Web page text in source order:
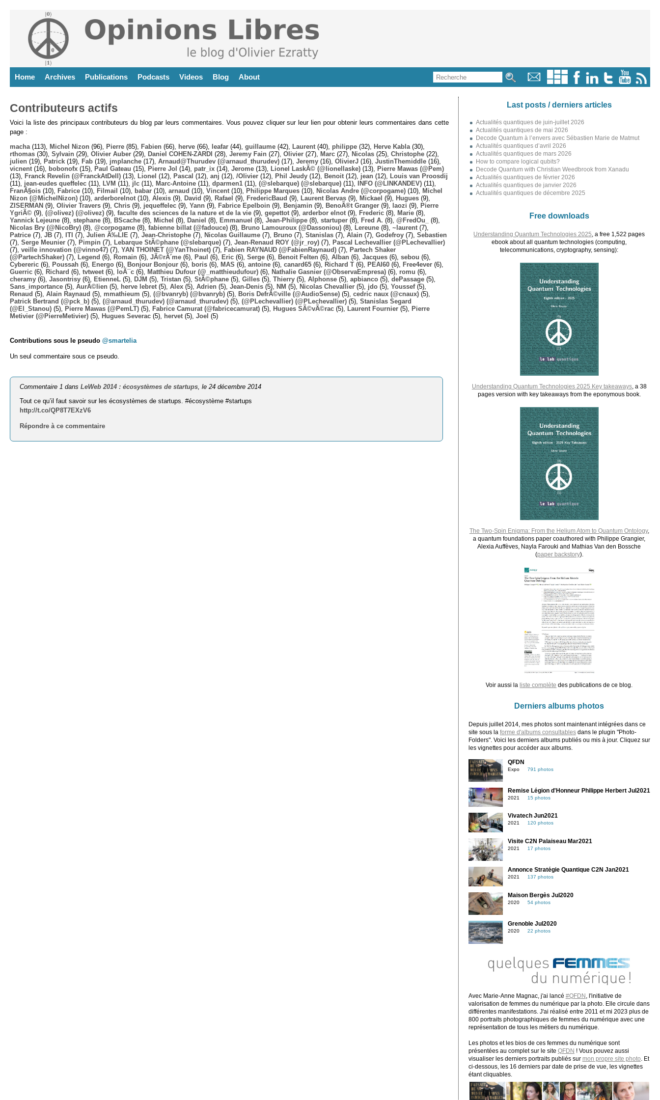
Home Archives Publications Podcasts Videos Blog About
Contributeurs actifs
Voici la liste des principaux contributeurs du blog par leurs commentaires. Vous pouvez cliquer sur leur lien pour obtenir leurs commentaires dans cette
page :
macha (113), Michel Nizon (96), Pierre (85), Fabien (66), herve (66), leafar (44), guillaume (42), Laurent (40), philippe (32), Herve Kabla (30),
rthomas (30), Sylvain (29), Olivier Auber (29), Daniel COHEN-ZARDI (28), Jeremy Fain (27), Olivier (27), Marc (27), Nicolas (25), Christophe (22),
julien (19), Patrick (19), Fab (19), jmplanche (17), Arnaud@Thurudev (@arnaud_thurudev) (17), Jeremy (16), OlivierJ (16), JustinThemiddle (16),
vicnent (16), bobonofx (15), Paul Gateau (15), Pierre Jol (14), patr_ix (14), Jerome (13), Lionel LaskÃ© (@lionellaske) (13),
Pierre Mawas (@Pem)
(13),
Franck Revelin (@FranckAtDell) (13), Lionel (12), Pascal (12), anj (12), /Olivier (12), Phil Jeudy (12), Benoit (12), jean (12),
Louis van Proosdij
(11), jean-eudes queffelec (11), LVM (11), jlc (11), Marc-Antoine (11), dparmen1 (11), (@slebarque) (@slebarque) (11), INFO (@LINKANDEV) (11),
FranÃ§ois (10), Fabrice (10), Filmail (10), babar (10), arnaud (10), Vincent (10), Philippe Marques (10), Nicolas Andre (@corpogame) (10),
Michel
Nizon (@MichelNizon) (10), arderborelnot (10), Alexis (9), David (9), Rafael (9), FredericBaud (9), Laurent Bervas (9), Mickael (9), Hugues (9),
ZISERMAN (9), Olivier Travers (9), Chris (9), jequeffelec (9), Yann (9), Fabrice Epelboin (9), Benjamin (9), BenoÃ®t Granger (9), laozi (9),
Pierre
YgriÃ© (9), (@olivez) (@olivez) (9), faculte des sciences de la nature et de la vie (9), gepettot (9), arderbor elnot (9), Frederic (8), Marie (8),
Yannick Lejeune (8), stephane (8), BScache (8), Michel (8), Daniel (8), Emmanuel (8), Jean-Philippe (8), startuper (8), Fred A. (8), @FredOu_
(8),
Nicolas Bry (@NicoBry) (8), @corpogame (8), fabienne billat (@fadouce) (8), Bruno Lamouroux (@Dassoniou) (8), Lereune (8), ~laurent (7),
Patrice (7), JB (7), ITI (7), Julien Ã‰LIE (7), Jean-Christophe (7), Nicolas Guillaume (7), Bruno (7), Stanislas (7), Alain (7), Godefroy (7), Sebastien
(7), Serge Meunier (7), Pimpin (7), Lebarque StÃ©phane (@slebarque) (7), Jean-Renaud ROY (@jr_roy) (7),
Pascal Lechevallier (@PLechevallier)
(7), veille innovation (@vinno47) (7), YAN THOINET (@YanThoinet) (7), Fabien RAYNAUD (@FabienRaynaud) (7),
Partech Shaker
(@PartechShaker) (7), Legend (6), Romain (6), JÃ©rÃ´me (6), Paul (6), Eric (6), Serge (6), Benoit Felten (6), Alban (6), Jacques (6), sebou (6),
Cybereric (6), Poussah (6), Energo (6), Bonjour Bonjour (6), boris (6), MAS (6), antoine (6), canard65 (6), Richard T (6), PEAI60 (6), Free4ever (6),
Guerric (6), Richard (6), tvtweet (6), loÃ¯c (6), Matthieu Dufour (@_matthieudufour) (6), Nathalie Gasnier (@ObservaEmpresa) (6), romu (6),
cheramy (6), Jasontrisy (6), EtienneL (5), DJM (5), Tristan (5), StÃ©phane (5), Gilles (5), Thierry (5), Alphonse (5), apbianco (5), dePassage (5),
Sans_importance (5), AurÃ©lien (5), herve lebret (5), Alex (5), Adrien (5), Jean-Denis (5), NM (5), Nicolas Chevallier (5), jdo (5), Youssef(5),
Renaud (5), Alain Raynaud (5), mmathieum (5), (@bvanryb) (@bvanryb) (5), Boris DefrÃ©ville (@AudioSense) (5), cedric naux (@cnaux) (5),
Patrick Bertrand (@pck_b) (5), (@arnaud_thurudev) (@arnaud_thurudev) (5), (@PLechevallier) (@PLechevallier) (5), Stanislas Segard
(@El_Stanou) (5), Pierre Mawas (@PemLT) (5), Fabrice Camurat (@fabricecamurat) (5), Hugues SÃ©vÃ©rac (5), Laurent Fournier (5),
Pierre
Metivier (@PierreMetivier) (5), Hugues Severac (5), hervet (5), Joel (5)
Contributions sous le pseudo @smartelia
Un seul commentaire sous ce pseudo.
Commentaire 1 dansLeWeb 2014 : écosystèmes de startups , le 24 décembre 2014
Tout ce qu’il faut savoir sur les écosystèmes de startups. #écosystème #startups
http://t.co/QP8T7EXzV6
Répondre à ce commentaire
Last posts / derniers articles
Actualités quantiques de juin-juillet 2026
Actualités quantiques de mai 2026
Decode Quantum à l’envers avec Sébastien Marie de Matmut
Actualités quantiques d’avril 2026
Actualités quantiques de mars 2026
How to compare logical qubits?
Decode Quantum with Christian Weedbrook from Xanadu
Actualités quantiques de février 2026
Actualités quantiques de janvier 2026
Actualités quantiques de décembre 2025
Free downloads
Understanding Quantum Technologies 2025 , a free 1,522 pages
ebook about all quantum technologies (computing,
telecommunications, cryptography, sensing):
Understanding Quantum Technologies 2025 Key takeaways, a 38
pages version with key takeaways from the eponymous book.
The Two-Spin Enigma: From the Helium Atom to Quantum Ontology,
a quantum foundations paper coauthored with Philippe Grangier,
Alexia Auffèves, Nayla Farouki and Mathias Van den Bossche
(paper backstory).
Voir aussi la liste complète des publications de ce blog.
Derniers albums photos
Depuis juillet 2014, mes photos sont maintenant intégrées dans ce
site sous la forme d'albums consultablesdans le plugin "Photo-
Folders". Voici les derniers albums publiés ou mis à jour. Cliquez sur
les vignettes pour accéder aux albums.
QFDN
Expo 791 photos
Remise Légion d'Honneur Philippe Herbert Jul2021
2021 15 photos
Vivatech Jun2021
2021 120 photos
Visite C2N Palaiseau Mar2021
2021 17 photos
Annonce Stratégie Quantique C2N Jan2021
2021 137 photos
Maison Bergès Jul2020
2020 54 photos
Grenoble Jul2020
2020 22 photos
Avec Marie-Anne Magnac, j'ai lancé #QFDN
, l'initiative de
valorisation de femmes du numérique par la photo. Elle circule dans
différentes manifestations. J'ai réalisé entre 2011 et mi 2023 plus de
800 portraits photographiques de femmes du numérique avec une
représentation de tous les métiers du numérique.
Les photos et les bios de ces femmes du numérique sont
présentées au complet sur le site QFDN ! Vous pouvez aussi
visualiser les derniers portraits publiés sur mon propre site photo . Et
ci-dessous, les 16 derniers par date de prise de vue, les vignettes
étant cliquables.